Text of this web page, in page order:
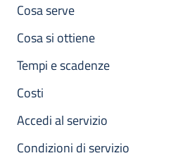
Cosa serve
Cosa si ottiene
Tempi e scadenze
Costi
Accedi al servizio
Condizioni di servizio